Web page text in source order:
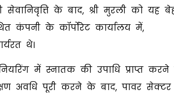
सेवानिवृत्ति के बाद, श्री मुरली को यह
कंपनी के कॉर्पोरेट कार्यालय में,
थे।
में स्नातक की उपाधि प्राप्त
अवधि पूरी करने के बाद, पावर